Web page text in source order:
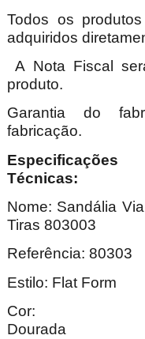
Todos os
adquiridos
A Nota Fiscal
produto.
Garantia do
fabricação.
Especificações
Nome: Sandália
Tiras 803003
Estilo: Flat Form
Cor: